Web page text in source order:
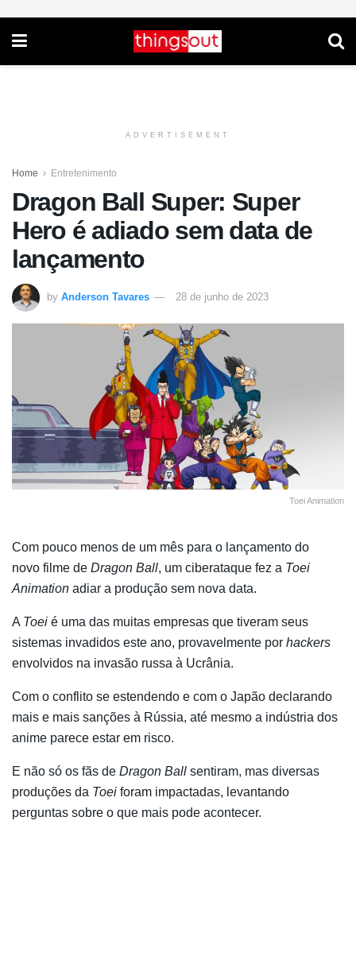
ADVERTISEMENT
Home Entretenimento
Dragon Ball Super: Super
Hero é adiado sem data de
lançamento
by Anderson Tavares 28 de junho de 2023
Toei Animation
Com pouco menos de um mês para o lançamento do
novo filme de Dragon Ball, um ciberataque fez a Toei
Animation adiar a produção sem nova data.
A Toei é uma das muitas empresas que tiveram seus
sistemas invadidos este ano, provavelmente por hackers
envolvidos na invasão russa à Ucrânia.
Com o conflito se estendendo e com o Japão declarando
mais e mais sanções à Rússia, até mesmo a indústria dos
anime parece estar em risco.
E não só os fãs de Dragon Ball sentiram, mas diversas
produções da Toei foram impactadas, levantando
perguntas sobre o que mais pode acontecer.